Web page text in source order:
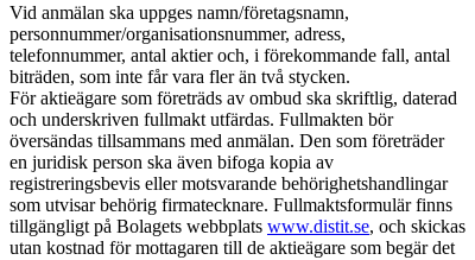
Vid anmälan ska uppges namn/företagsnamn,
personnummer/organisationsnummer, adress,
telefonnummer, antal aktier och, i förekommande fall, antal
biträden, som inte får vara fler än två stycken.
För aktieägare som företräds av ombud ska skriftlig, daterad
och underskriven fullmakt utfärdas. Fullmakten bör
översändas tillsammans med anmälan. Den som företräder
en juridisk person ska även bifoga kopia av
registreringsbevis eller motsvarande behörighetshandlingar
som utvisar behörig firmatecknare. Fullmaktsformulär finns
tillgängligt på Bolagets webbplats www.distit.se, och skickas
utan kostnad för mottagaren till de aktieägare som begär det